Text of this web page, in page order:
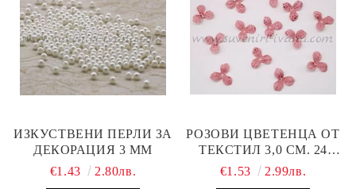
ИЗКУСТВЕНИ ПЕРЛИ ЗА
ДЕКОРАЦИЯ 3 ММ
€1.43
2.80лв.
РОЗОВИ ЦВЕТЕНЦА ОТ
ТЕКСТИЛ 3,0 СМ. 24
БРОЯ В ПАКЕТ
€1.53 2.99лв.